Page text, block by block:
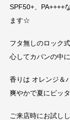
SPF50+、PA++++
ます☆
フタ無しのロック
心してカバンの中
香りは オレンジ＆
爽やかで夏にピッ
ご来店時にお試し